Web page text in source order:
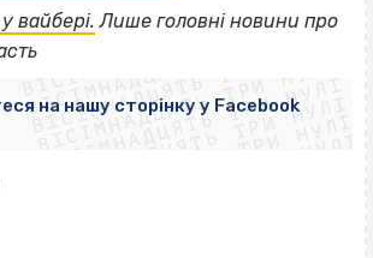
вайбері. Лише головні новини про
ВІСІМНАДЦЯТЬ ТРИ НУЛІ
ВІСІМНАДЦЯТЬ ТРИ НУЛІ
ВІСІМНАДЦЯТЬ ТРИ НУЛІ
ВІСІМНАДЦЯТЬ ТРИ НУЛІ
ВІСІМНАДЦЯТЬ ТРИ НУЛІ
ВІСІМНАДЦЯТЬ ТРИ НУЛІ
ВІСІМНАДЦЯТЬ ТРИ НУЛІ
ВІСІМНАДЦЯТЬ ТРИ НУЛІ
на нашу сторінку у Facebook